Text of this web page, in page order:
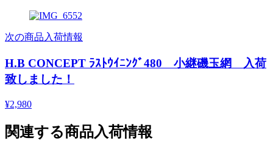
次の商品入荷情報
H.B CONCEPT ﾗｽﾄｳｲﾆﾝｸﾞ480 小継磯玉網 入荷
致しました！
¥2,980
関連する商品入荷情報